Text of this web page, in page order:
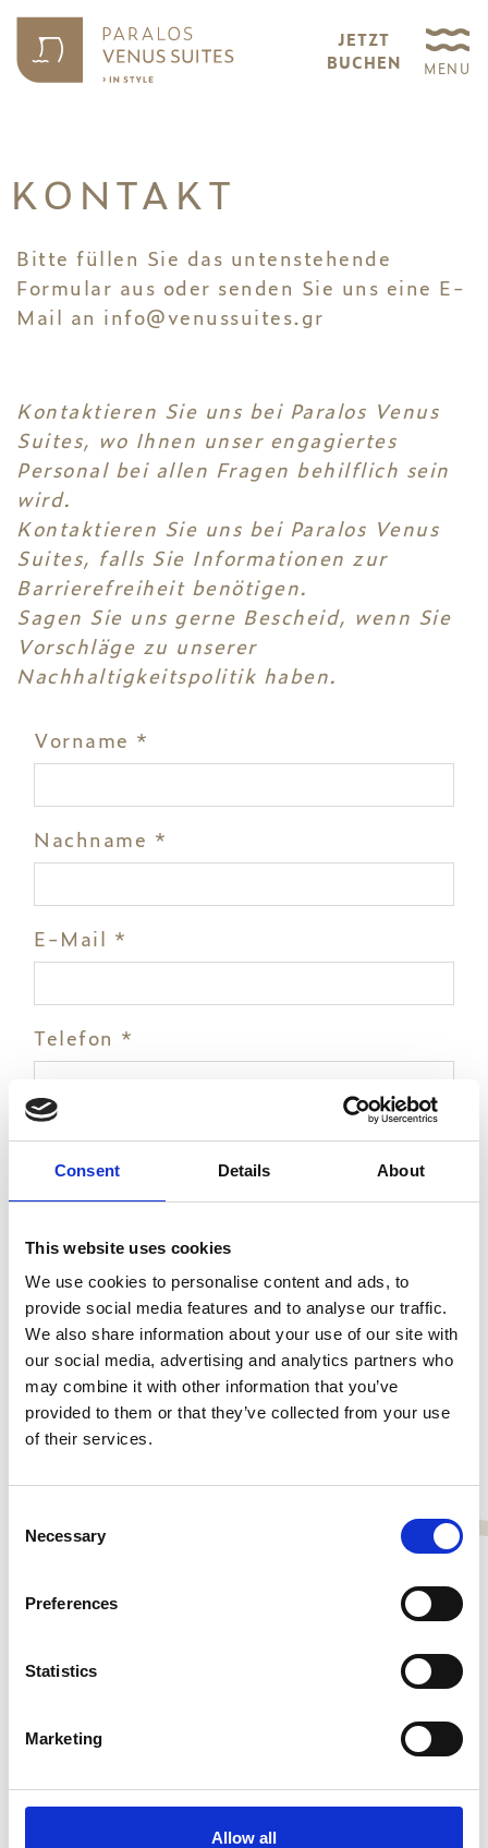
Consent Details About
This website uses cookies
We use cookies to personalise content and ads, to
provide social media features and to analyse our traffic.
We also share information about your use of our site with
our social media, advertising and analytics partners who
may combine it with other information that you’ve
provided to them or that they’ve collected from your use
of their services.
Selection
Necessary
Preferences
Statistics
Marketing
Allow all
JETZT
BUCHEN
MENU
KONTAKT
Bitte füllen Sie das untenstehende
Formular aus oder senden Sie uns eine E-
Mail an info@venussuites.gr
Kontaktieren Sie uns bei Paralos Venus
Suites, wo Ihnen unser engagiertes
Personal bei allen Fragen behilflich sein
wird.
Kontaktieren Sie uns bei Paralos Venus
Suites, falls Sie Informationen zur
Barrierefreiheit benötigen.
Sagen Sie uns gerne Bescheid, wenn Sie
Vorschläge zu unserer
Nachhaltigkeitspolitik haben.
Vorname *
Nachname *
E-Mail *
Telefon *
Information
I consent to receiving promotional
emails
I have read & agree to thePrivacy
policy
SENDEN